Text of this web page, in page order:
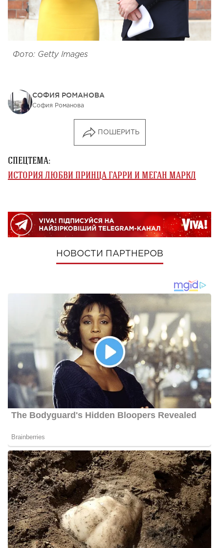
Фото: Getty Images
СОФИЯ РОМАНОВА
София Романова
ПОШЕРИТЬ
СПЕЦТЕМА:
ИСТОРИЯ ЛЮБВИ ПРИНЦА ГАРРИ И МЕГАН МАРКЛ
НОВОСТИ ПАРТНЕРОВ